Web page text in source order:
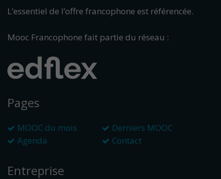
L’essentiel de l’offre francophone est référencée.
Mooc Francophone fait partie du réseau :
Pages
MOOC du mois
Derniers MOOC
Agenda
Contact
Entreprise